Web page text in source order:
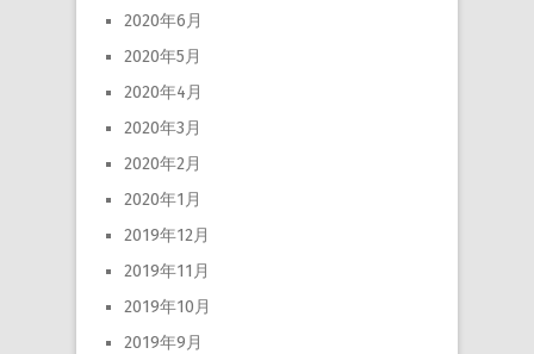
2020年6月
2020年5月
2020年4月
2020年3月
2020年2月
2020年1月
2019年12月
2019年11月
2019年10月
2019年9月